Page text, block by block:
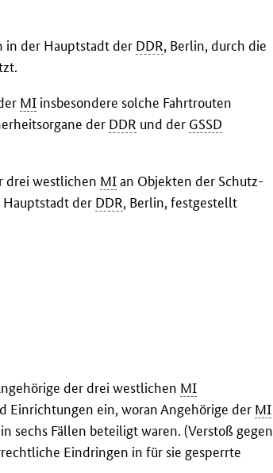
in der Hauptstadt der DDR, Berlin, durch die
MI insbesondere solche Fahrtrouten
der DDR und der GSSD
drei westlichen MIan Objekten der Schutz-
Hauptstadt der DDR, Berlin, festgestellt
der drei westlichen MI
Einrichtungen ein, woran Angehörige der MI
sechs Fällen beteiligt waren. (Verstoß gegen
Eindringen in für sie gesperrte